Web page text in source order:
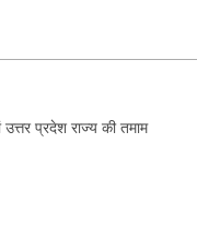
प्रदेश राज्य की तमाम